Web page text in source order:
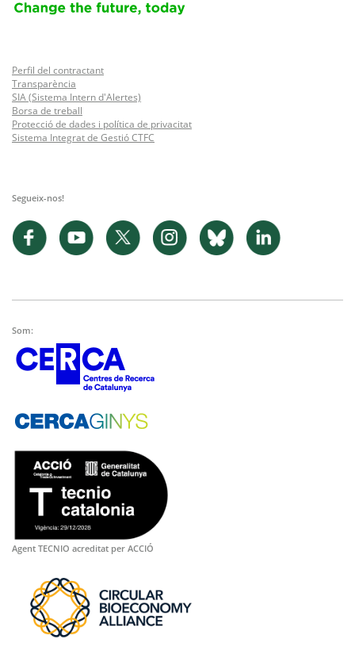
Perfil del contractant
Transparència
SIA (Sistema Intern d'Alertes)
Borsa de treball
Protecció de dades i política de privacitat
Sistema Integrat de Gestió CTFC
Segueix-nos!
Som:
Agent TECNIO acreditat per ACCIÓ